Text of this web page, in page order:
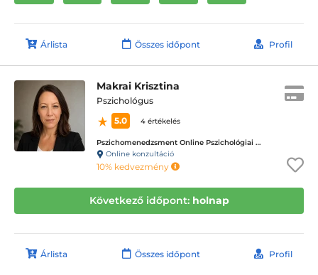
Árlista Összes időpont Profil
Makrai Krisztina
Pszichológus
5.0
4 értékelés
Pszichomenedzsment Online Pszichológiai Tanácsadó Központ
Online konzultáció
10% kedvezmény
Következő időpont: holnap
Árlista Összes időpont Profil